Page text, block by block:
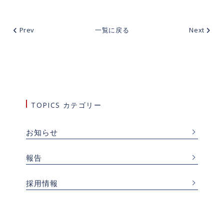
TOPICS カテゴリー
お知らせ
報告
採用情報
Prev 一覧に戻る Next